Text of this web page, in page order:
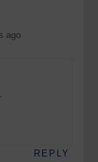
ago
REPLY